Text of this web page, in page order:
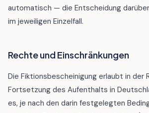
automatisch — die Entscheidung
im jeweiligen Einzelfall.
Rechte und Einschränkungen
Die Fiktionsbescheinigung erlaubt in der
Fortsetzung des Aufenthalts in
es, je nach den darin festgelegten